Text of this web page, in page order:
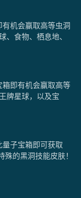
机会赢取高等虫洞
、食物、栖息地、
箱即有机会赢取高等
牌星球，以及宝
量子宝箱即可获取
的黑洞技能皮肤！